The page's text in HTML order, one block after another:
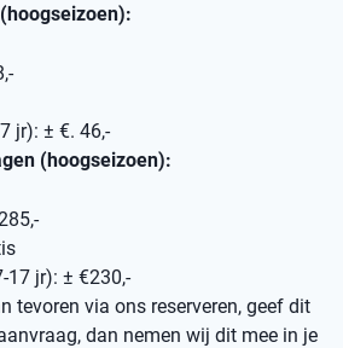
jr): ± €. 46,-
(hoogseizoen):
17 jr): ± €230,-
tevoren via ons reserveren, geef dit
dan nemen wij dit mee in je